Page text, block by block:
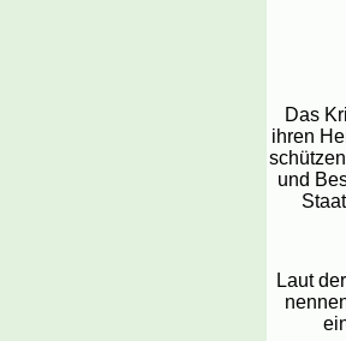
Das
ihren
und
Laut